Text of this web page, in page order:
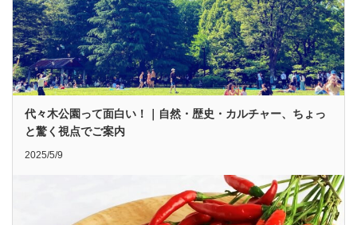
代々木公園って面白い！｜自然・歴史・カルチャー、ちょっ
と驚く視点でご案内
2025/5/9